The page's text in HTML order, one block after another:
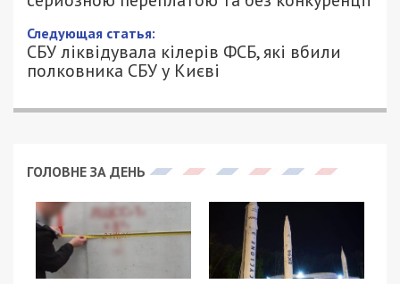
Следующая статья:
СБУ ліквідувала кілерів ФСБ, які вбили
полковника СБУ у Києві
ГОЛОВНЕ ЗА ДЕНЬ